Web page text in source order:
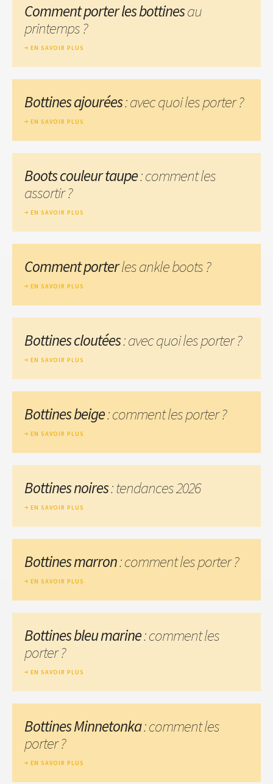
Comment porter les bottinesau
printemps ?
EN SAVOIR PLUS
Bottines ajourées: avec quoi les porter ?
EN SAVOIR PLUS
Boots couleur taupe: comment les
assortir ?
EN SAVOIR PLUS
Comment porterles ankle boots ?
EN SAVOIR PLUS
Bottines cloutées: avec quoi les porter ?
EN SAVOIR PLUS
Bottines beige: comment les porter ?
EN SAVOIR PLUS
Bottines noires: tendances 2026
EN SAVOIR PLUS
Bottines marron: comment les porter ?
EN SAVOIR PLUS
Bottines bleu marine: comment les
porter ?
EN SAVOIR PLUS
Bottines Minnetonka: comment les
porter ?
EN SAVOIR PLUS